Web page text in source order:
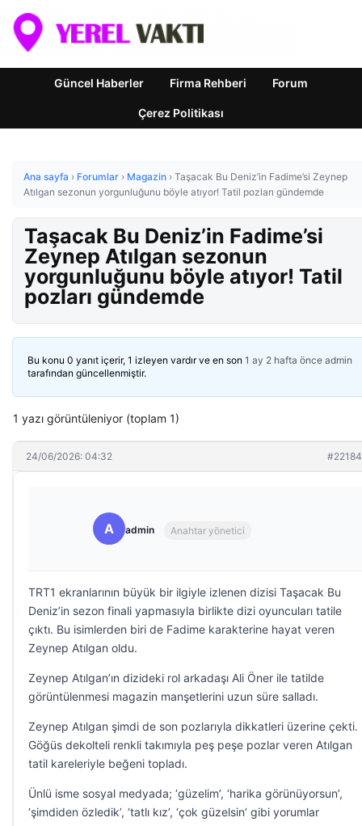
Güncel Haberler Firma Rehberi Forum
Çerez Politikası
Ana sayfa › Forumlar › Magazin › Taşacak Bu Deniz’in Fadime’si Zeynep
Atılgan sezonun yorgunluğunu böyle atıyor! Tatil pozları gündemde
Taşacak Bu Deniz’in Fadime’si
Zeynep Atılgan sezonun
yorgunluğunu böyle atıyor! Tatil
pozları gündemde
Bu konu 0 yanıt içerir, 1 izleyen vardır ve en son 1 ay 2 hafta önce admin
tarafından güncellenmiştir.
1 yazı görüntüleniyor (toplam 1)
24/06/2026: 04:32 #22184
A admin Anahtar yönetici
TRT1 ekranlarının büyük bir ilgiyle izlenen dizisi Taşacak Bu
Deniz’in sezon finali yapmasıyla birlikte dizi oyuncuları tatile
çıktı. Bu isimlerden biri de Fadime karakterine hayat veren
Zeynep Atılgan oldu.
Zeynep Atılgan’ın dizideki rol arkadaşı Ali Öner ile tatilde
görüntülenmesi magazin manşetlerini uzun süre salladı.
Zeynep Atılgan şimdi de son pozlarıyla dikkatleri üzerine çekti.
Göğüs dekolteli renkli takımıyla peş peşe pozlar veren Atılgan
tatil kareleriyle beğeni topladı.
Ünlü isme sosyal medyada; ‘güzelim’, ‘harika görünüyorsun’,
‘şimdiden özledik’, ‘tatlı kız’, ‘çok güzelsin’ gibi yorumlar